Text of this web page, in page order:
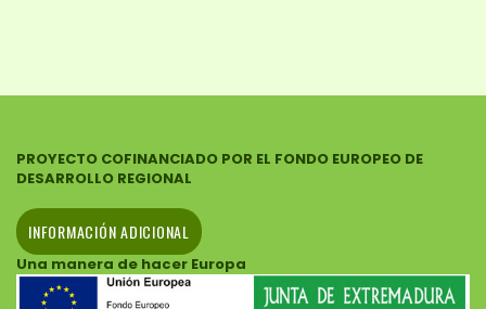
PROYECTO COFINANCIADO POR EL FONDO EUROPEO DE
DESARROLLO REGIONAL
INFORMACIÓN ADICIONAL
Una manera de hacer Europa